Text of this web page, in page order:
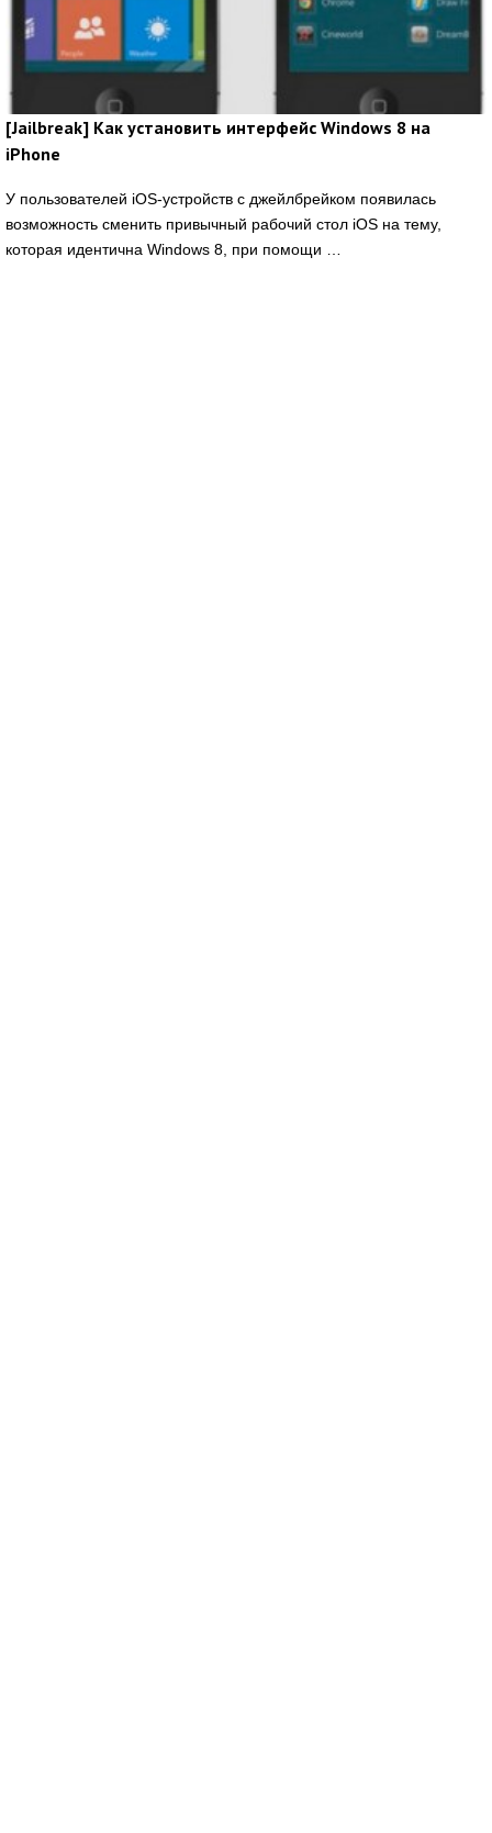
[Jailbreak] Как установить интерфейс Windows 8 на
iPhone
У пользователей iOS-устройств с джейлбрейком появилась
возможность сменить привычный рабочий стол iOS на тему,
которая идентична Windows 8, при помощи …